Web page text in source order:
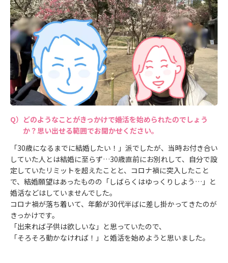
どのようなことがきっかけで婚活を始められたのでしょう
か？思い出せる範囲でお聞かせください。
「30歳になるまでに結婚したい！」派でしたが、当時お付き合い
していた人とは結婚に至らず…30歳直前にお別れして、自分で設
定していたリミットを超えたことと、コロナ禍に突入したこと
で、結婚願望はあったものの「しばらくはゆっくりしよう…」と
婚活などはしていませんでした。
コロナ禍が落ち着いて、年齢が30代半ばに差し掛かってきたのが
きっかけです。
「出来れば子供は欲しいな」と思っていたので、
「そろそろ動かなければ！」と婚活を始めようと思いました。